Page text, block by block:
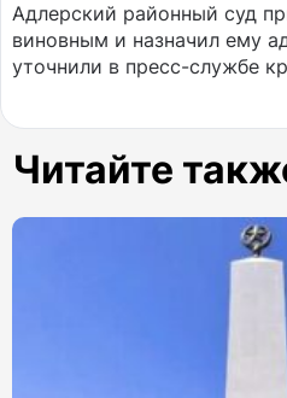
Адлерский районный суд
виновным и назначил ему
уточнили в пресс-службе
Читайте